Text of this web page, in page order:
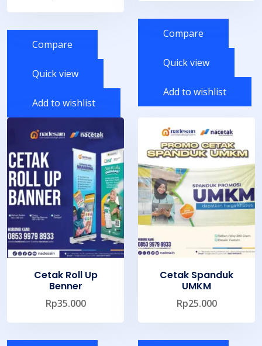
Compare
Quick view
Add to wishlist
Compare
Quick view
Add to wishlist
Cetak Roll Up
Benner
Rp35.000
Cetak Spanduk
UMKM
Rp25.000